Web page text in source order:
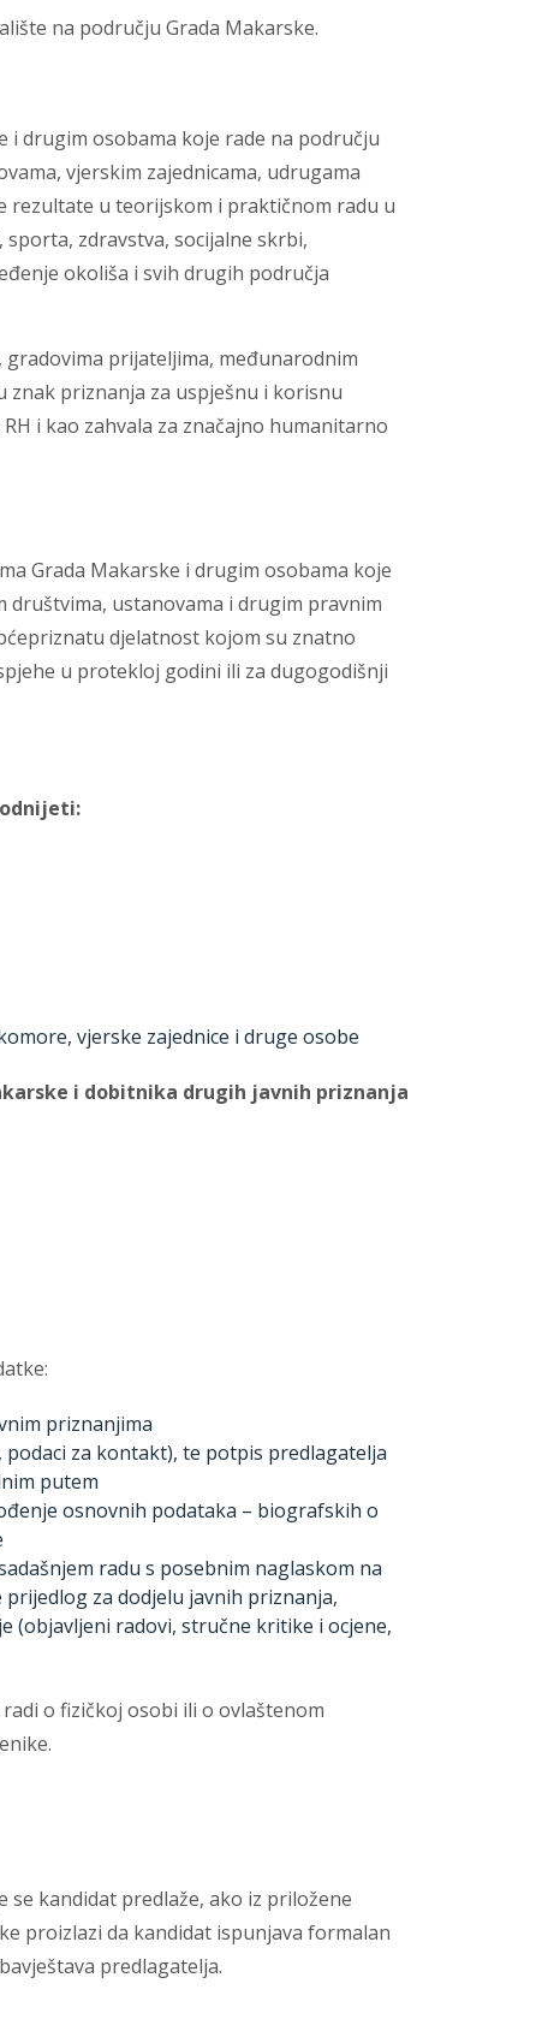
na području Grada Makarske.
i drugim osobama koje rade na području
vjerskim zajednicama, udrugama
rezultate u teorijskom i praktičnom radu u
zdravstva, socijalne skrbi,
okoliša i svih drugih područja
prijateljima, međunarodnim
znak priznanja za uspješnu i korisnu
i kao zahvala za značajno humanitarno
Grada Makarske i drugim osobama koje
ustanovama i drugim pravnim
djelatnost kojom su znatno
u protekloj godini ili za dugogodišnji
vjerske zajednice i druge osobe
i dobitnika drugih javnih priznanja
priznanjima
za kontakt), te potpis predlagatelja
putem
osnovnih podataka – biografskih o
radu s posebnim naglaskom na
za dodjelu javnih priznanja,
(objavljeni radovi, stručne kritike i ocjene,
o fizičkoj osobi ili o ovlaštenom
kandidat predlaže, ako iz priložene
proizlazi da kandidat ispunjava formalan
predlagatelja.